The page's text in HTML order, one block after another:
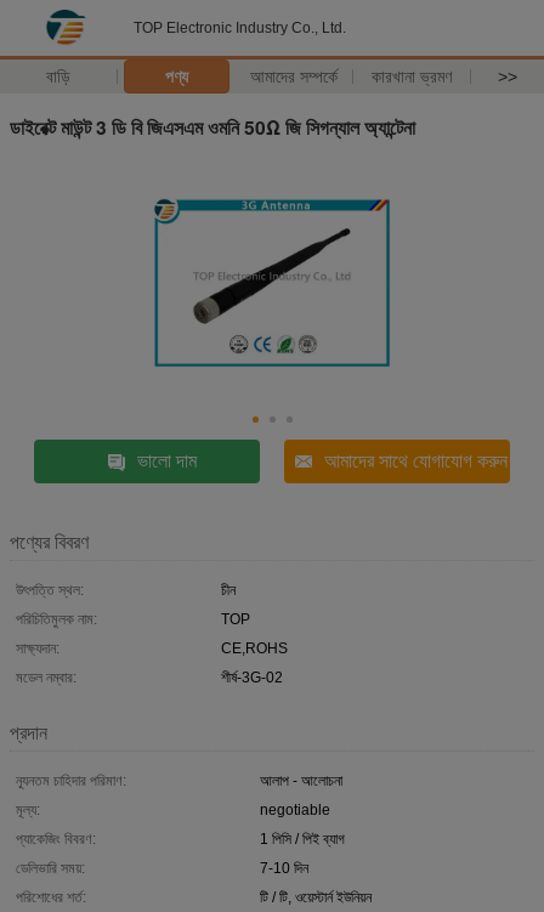
TOP Electronic Industry Co., Ltd.
বাড়ি পণ্য আমাদের সম্পর্কে কারখানা ভ্রমণ >>
ডাইরেক্ট মাউন্ট 3 ডি বি জিএসএম ওমনি 50Ω জি সিগন্যাল অ্যান্টেনা
ভালো দাম আমাদের সাথে যোগাযোগ করুন
পণ্যের বিবরণ
উৎপত্তি স্থল:
চীন
পরিচিতিমুলক নাম:
TOP
সাক্ষ্যদান:
CE,ROHS
মডেল নম্বার:
শীর্ষ-3G-02
প্রদান
ন্যূনতম চাহিদার পরিমাণ:
আলাপ - আলোচনা
মূল্য:
negotiable
প্যাকেজিং বিবরণ:
1 পিসি / পিই ব্যাগ
ডেলিভারি সময়:
7-10 দিন
পরিশোধের শর্ত:
টি / টি, ওয়েস্টার্ন ইউনিয়ন